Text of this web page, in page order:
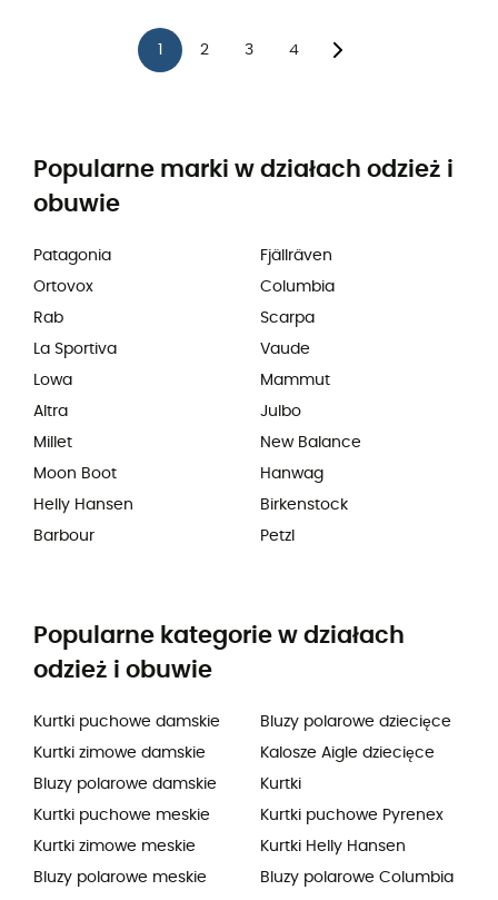
2 3 4
Popularne marki w działach odzież i
obuwie
Patagonia
Ortovox
Rab
La Sportiva
Lowa
Altra
Millet
Moon Boot
Helly Hansen
Barbour
Fjällräven
Columbia
Scarpa
Vaude
Mammut
Julbo
New Balance
Hanwag
Birkenstock
Petzl
Popularne kategorie w działach
odzież i obuwie
Kurtki puchowe damskie
Kurtki zimowe damskie
Bluzy polarowe damskie
Kurtki puchowe meskie
Kurtki zimowe meskie
Bluzy polarowe meskie
Bluzy polarowe dziecięce
Kalosze Aigle dziecięce
Kurtki
Kurtki puchowe Pyrenex
Kurtki Helly Hansen
Bluzy polarowe Columbia